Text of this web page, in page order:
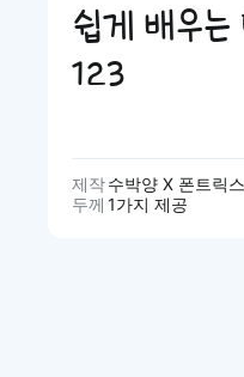
쉽게 배우
123
제작수박양 X 폰트릭스
두께 1가지 제공